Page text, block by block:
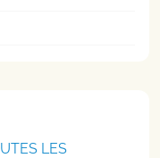
LES